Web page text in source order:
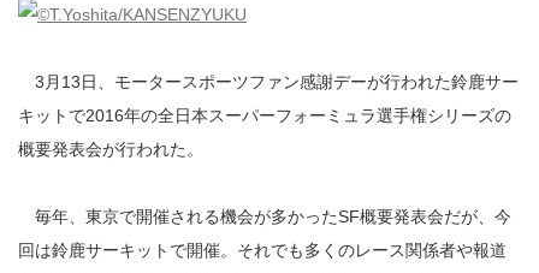
3月13日、モータースポーツファン感謝デーが行われた鈴鹿サー
キットで2016年の全日本スーパーフォーミュラ選手権シリーズの
概要発表会が行われた。
毎年、東京で開催される機会が多かったSF概要発表会だが、今
回は鈴鹿サーキットで開催。それでも多くのレース関係者や報道